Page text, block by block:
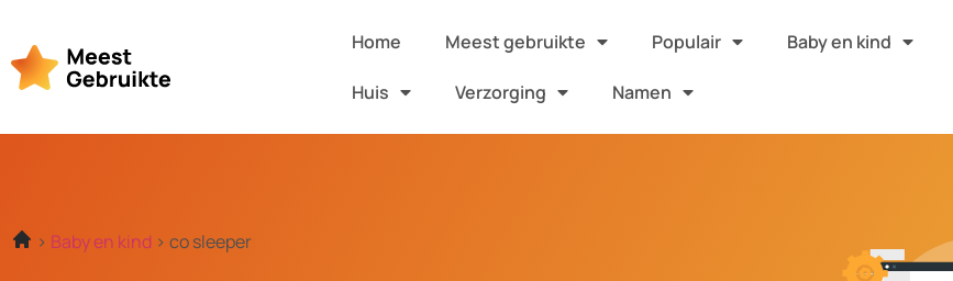
Home Meest gebruikte Populair Baby en kind
Huis Verzorging Namen
Baby en kind co sleeper